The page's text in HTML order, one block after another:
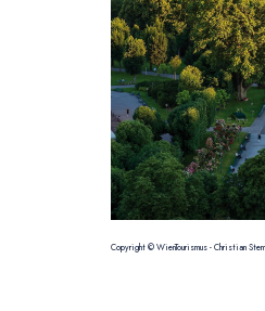
Copyright © WienTourismus - Christian